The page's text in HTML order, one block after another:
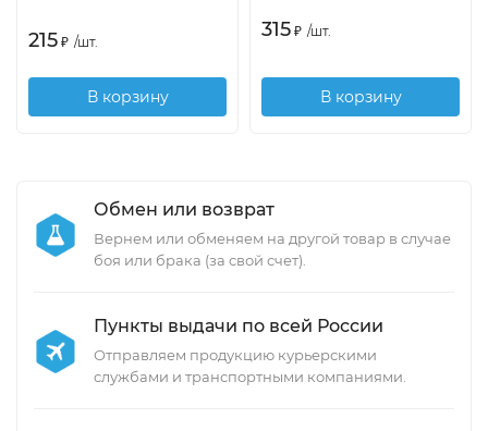
215 ₽ /шт.
В корзину
315 ₽ /шт.
В корзину
Обмен или возврат
Вернем или обменяем на другой товар в случае
боя или брака (за свой счет).
Пункты выдачи по всей России
Отправляем продукцию курьерскими
службами и транспортными компаниями.